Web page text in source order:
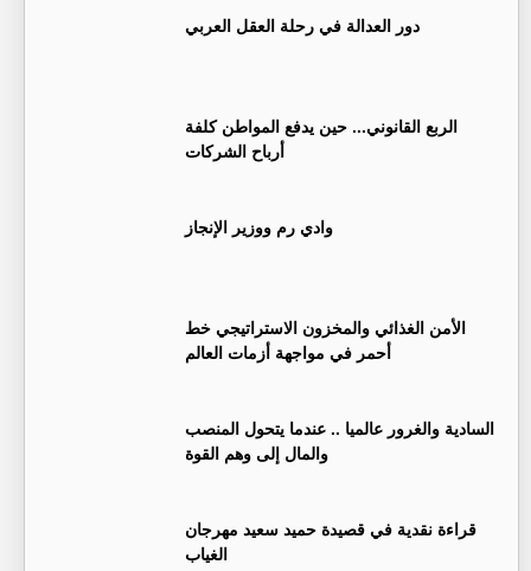
دور العدالة في رحلة العقل العربي
الربع القانوني... حين يدفع المواطن كلفة
أرباح الشركات
وادي رم ووزير الإنجاز
الأمن الغذائي والمخزون الاستراتيجي خط
أحمر في مواجهة أزمات العالم
السادية والغرور عالميا .. عندما يتحول المنصب
والمال إلى وهم القوة
قراءة نقدية في قصيدة حميد سعيد مهرجان
الغياب